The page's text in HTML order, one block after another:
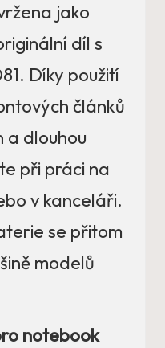
jako
díl s
Díky použití
článků
a dlouhou
při práci na
v kanceláři.
se přitom
modelů
notebook